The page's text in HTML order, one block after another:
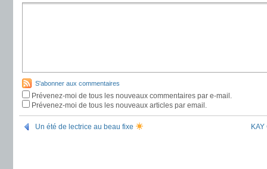
S'abonner aux commentaires
Prévenez-moi de tous les nouveaux commentaires par e-mail.
Prévenez-moi de tous les nouveaux articles par email.
Un été de lectrice au beau fixe